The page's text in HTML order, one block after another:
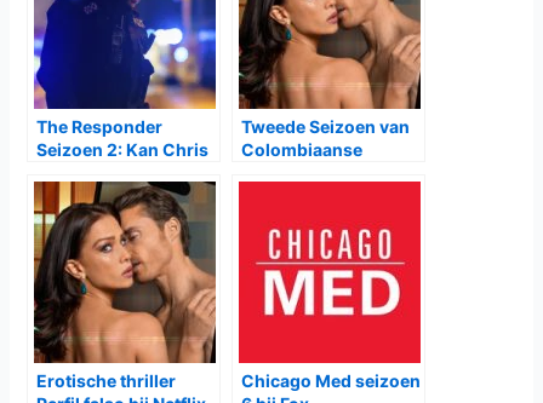
The Responder
Seizoen 2: Kan Chris
aan Zijn Eigen
Schaduw?
Tweede Seizoen van
Colombiaanse
Erotische thriller
Chicago Med seizoen